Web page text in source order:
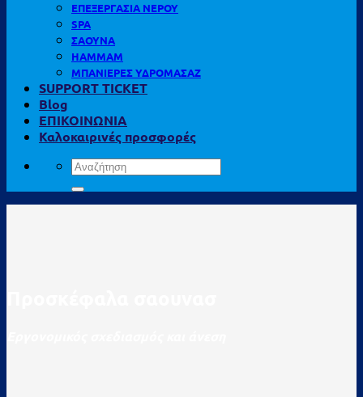
ΕΠΕΞΕΡΓΑΣΙΑ ΝΕΡΟΥ
SPA
ΣΑΟΥΝΑ
HAMMAM
ΜΠΑΝΙΕΡΕΣ ΥΔΡΟΜΑΣΑΖ
SUPPORT TICKET
Blog
ΕΠΙΚΟΙΝΩΝΙΑ
Καλοκαιρινές προσφορές
Αναζήτηση
για: